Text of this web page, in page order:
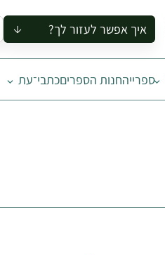
איך אפשר לעזור לך?
להזמין סיור לקבוצה
להירשם לסיור
להירשם לקורס
ספרייהחנות הספריםכתבי־עת